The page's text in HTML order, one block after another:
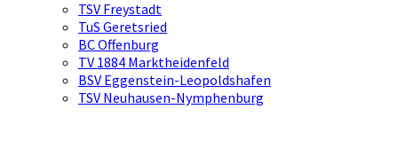
TSV Freystadt
TuS Geretsried
BC Offenburg
TV 1884 Marktheidenfeld
BSV Eggenstein-Leopoldshafen
TSV Neuhausen-Nymphenburg